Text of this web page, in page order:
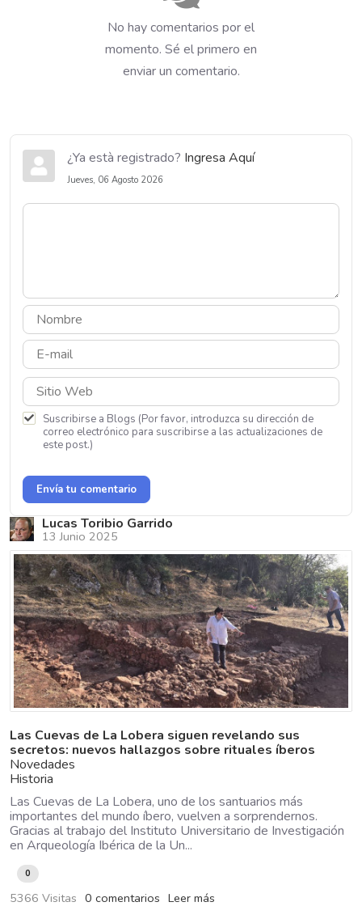
No hay comentarios por el
momento. Sé el primero en
enviar un comentario.
¿Ya està registrado? Ingresa Aquí
Jueves, 06 Agosto 2026
Suscribirse a Blogs (Por favor, introduzca su dirección de
correo electrónico para suscribirse a las actualizaciones de
este post.)
Envía tu comentario
Lucas Toribio Garrido
13 Junio 2025
Las Cuevas de La Lobera siguen revelando sus
secretos: nuevos hallazgos sobre rituales íberos
Novedades
Historia
Las Cuevas de La Lobera, uno de los santuarios más
importantes del mundo íbero, vuelven a sorprendernos.
Gracias al trabajo del Instituto Universitario de Investigación
en Arqueología Ibérica de la Un...
0
5366 Visitas 0 comentarios Leer más